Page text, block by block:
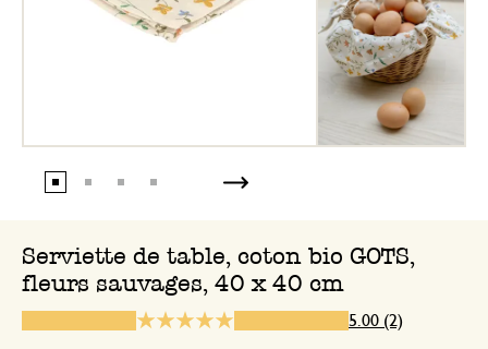
Serviette de table, coton bio GOTS,
fleurs sauvages, 40 x 40 cm
5.00 (2)
Seule une note a été attribuée, sans